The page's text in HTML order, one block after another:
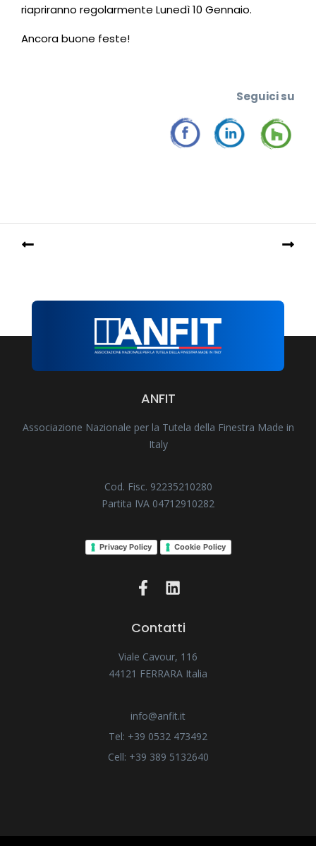
riapriranno regolarmente Lunedì 10 Gennaio.
Ancora buone feste!
Seguici su
ANFIT
Associazione Nazionale per la Tutela della Finestra Made in
Italy
Cod. Fisc. 92235210280
Partita IVA 04712910282
Privacy Policy Cookie Policy
Contatti
Viale Cavour, 116
44121 FERRARA Italia
info@anfit.it
Tel: +39 0532 473492
Cell: +39 389 5132640